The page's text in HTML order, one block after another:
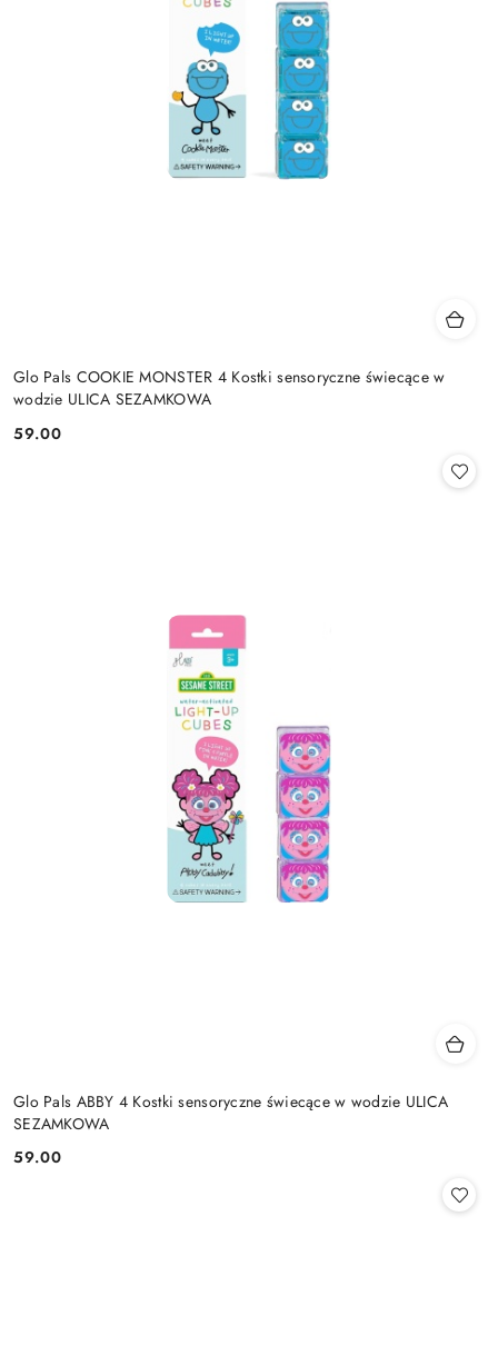
Glo Pals COOKIE MONSTER 4 Kostki sensoryczne świecące w
wodzie ULICA SEZAMKOWA
Cena:
59.00
Glo Pals ABBY 4 Kostki sensoryczne świecące w wodzie ULICA
SEZAMKOWA
Cena:
59.00